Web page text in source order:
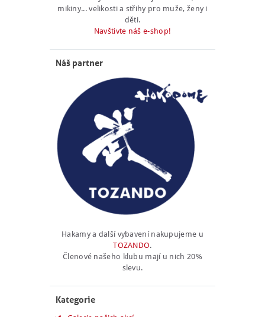
mikiny... velikosti a střihy pro muže, ženy i
děti.
Navštivte náš e-shop!
Náš partner
Hakamy a další vybavení nakupujeme u
TOZANDO.
Členové našeho klubu mají u nich 20%
slevu.
Kategorie